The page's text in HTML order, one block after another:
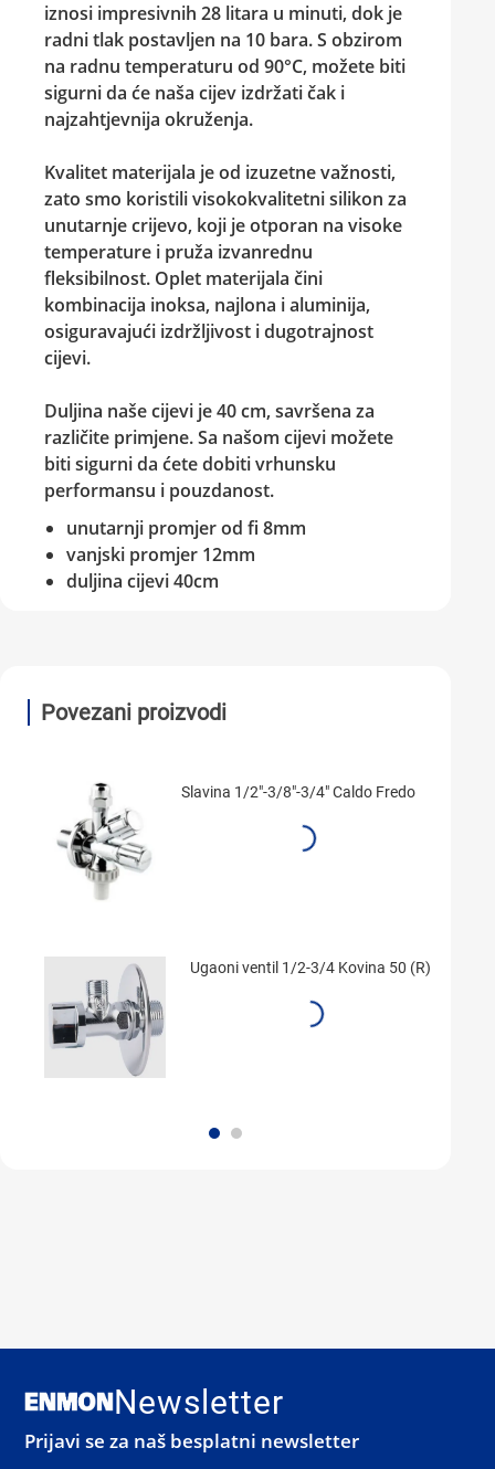
iznosi impresivnih 28 litara u minuti, dok je
radni tlak postavljen na 10 bara. S obzirom
na radnu temperaturu od 90°C, možete biti
sigurni da će naša cijev izdržati čak i
najzahtjevnija okruženja.
Kvalitet materijala je od izuzetne važnosti,
zato smo koristili visokokvalitetni silikon za
unutarnje crijevo, koji je otporan na visoke
temperature i pruža izvanrednu
fleksibilnost. Oplet materijala čini
kombinacija inoksa, najlona i aluminija,
osiguravajući izdržljivost i dugotrajnost
cijevi.
Duljina naše cijevi je 40 cm, savršena za
različite primjene. Sa našom cijevi možete
biti sigurni da ćete dobiti vrhunsku
performansu i pouzdanost.
unutarnji promjer od fi 8mm
vanjski promjer 12mm
duljina cijevi 40cm
Povezani proizvodi
Slavina 1/2"-3/8"-3/4" Caldo Fredo
Ugaoni ventil 1/2-3/4 Kovina 50 (R)
Newsletter
Prijavi se za naš besplatni newsletter